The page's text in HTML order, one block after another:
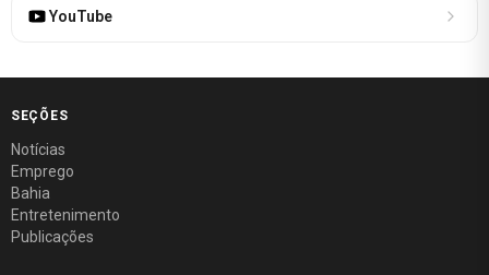
YouTube
SEÇÕES
Notícias
Emprego
Bahia
Entretenimento
Publicações